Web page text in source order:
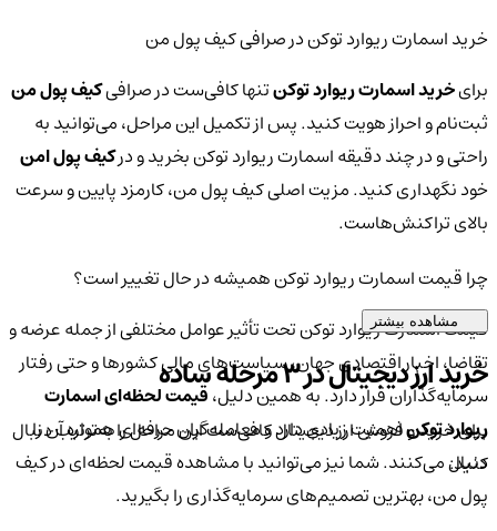
خرید اسمارت ریوارد توکن در صرافی کیف پول من
برایخرید اسمارت ریوارد توکنتنها کافی‌ست در صرافیکیف پول من
ثبت‌نام و احراز هویت کنید. پس از تکمیل این مراحل، می‌توانید به
راحتی و در چند دقیقه اسمارت ریوارد توکن بخرید و درکیف پول امن
خود نگهداری کنید. مزیت اصلی کیف پول من، کارمزد پایین و سرعت
بالای تراکنش‌هاست.
چرا قیمت اسمارت ریوارد توکن همیشه در حال تغییر است؟
قیمت اسمارت ریوارد توکن تحت تأثیر عوامل مختلفی از جمله عرضه و
تقاضا، اخبار اقتصادی جهان، سیاست‌های مالی کشورها و حتی رفتار
سرمایه‌گذاران قرار دارد. به همین دلیل،قیمت لحظه‌ای اسمارت
ریوارد توکناهمیت زیادی دارد و معامله‌گران حرفه‌ای همواره آن را
دنبال می‌کنند. شما نیز می‌توانید با مشاهده قیمت لحظه‌ای در کیف
پول من، بهترین تصمیم‌های سرمایه‌گذاری را بگیرید.
مشاهده بیشتر
خرید ارز دیجیتال در 3 مرحله ساده
برای خرید و فروش ارز دیجیتال کافی‌ست این مراحل را به‌ترتیب دنبال
کنید: